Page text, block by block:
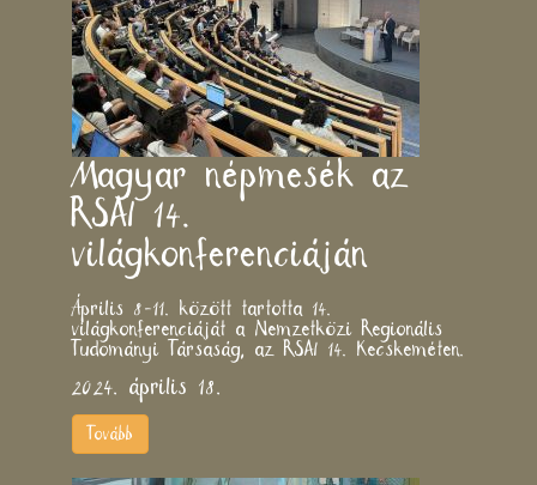
Magyar népmesék az
RSAI 14.
világkonferenciáján
Április 8-11. között tartotta 14.
világkonferenciáját a Nemzetközi Regionális
Tudományi Társaság, az RSAI 14. Kecskeméten.
2024. április 18.
Tovább